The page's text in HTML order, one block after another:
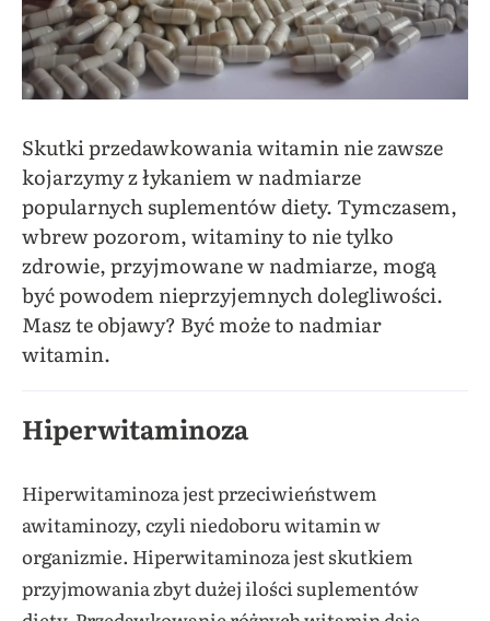
Skutki przedawkowania witamin nie zawsze
kojarzymy z łykaniem w nadmiarze
popularnych suplementów diety. Tymczasem,
wbrew pozorom, witaminy to nie tylko
zdrowie, przyjmowane w nadmiarze, mogą
być powodem nieprzyjemnych dolegliwości.
Masz te objawy? Być może to nadmiar
witamin.
Hiperwitaminoza
Hiperwitaminoza jest przeciwieństwem
awitaminozy, czyli niedoboru witamin w
organizmie. Hiperwitaminoza jest skutkiem
przyjmowania zbyt dużej ilości suplementów